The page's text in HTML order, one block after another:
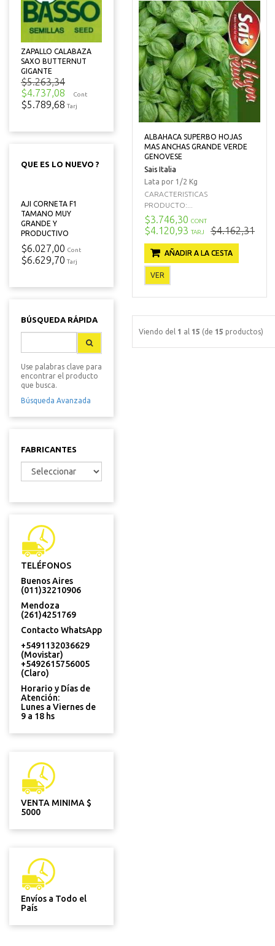
ZAPALLO CALABAZA
SAXO BUTTERNUT
GIGANTE
$5.263,34
$4.737,08
Cont
$5.789,68 Tarj
QUE ES LO NUEVO ?
AJI CORNETA F1
TAMANO MUY
GRANDE Y
PRODUCTIVO
$6.027,00 Cont
$6.629,70 Tarj
BÚSQUEDA RÁPIDA
Use palabras clave para
encontrar el producto
que busca.
Búsqueda Avanzada
FABRICANTES
TELÉFONOS
Buenos Aires
(011)32210906
Mendoza
(261)4251769
Contacto WhatsApp
+5491132036629
(Movistar)
+5492615756005
(Claro)
Horario y Días de
Atención:
Lunes a Viernes de
9 a 18 hs
VENTA MINIMA $
5000
Envíos a Todo el
País
ALBAHACA SUPERBO HOJAS
MAS ANCHAS GRANDE VERDE
GENOVESE
Sais Italia
Lata por 1/2 Kg
CARACTERISTICAS
PRODUCTO:...
$3.746,30 CONT
$4.120,93 TARJ $4.162,31
AÑADIR A LA CESTA
VER
Viendo del 1 al 15 (de 15 productos)